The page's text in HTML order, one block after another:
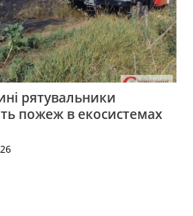
рятувальники
пожеж в екосистемах